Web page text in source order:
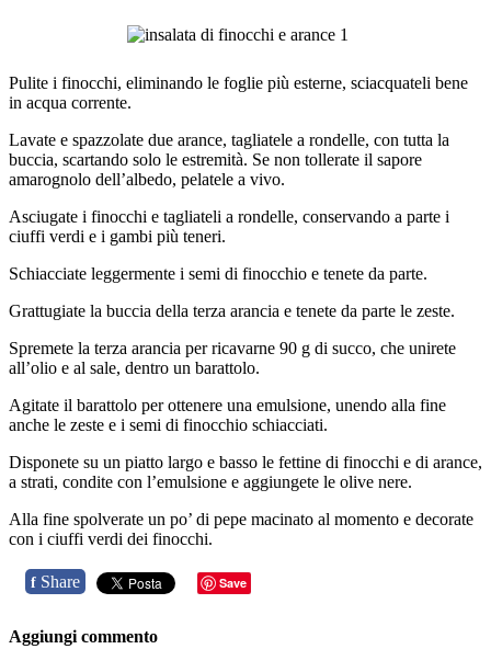
Pulite i finocchi, eliminando le foglie più esterne, sciacquateli bene
in acqua corrente.
Lavate e spazzolate due arance, tagliatele a rondelle, con tutta la
buccia, scartando solo le estremità. Se non tollerate il sapore
amarognolo dell’albedo, pelatele a vivo.
Asciugate i finocchi e tagliateli a rondelle, conservando a parte i
ciuffi verdi e i gambi più teneri.
Schiacciate leggermente i semi di finocchio e tenete da parte.
Grattugiate la buccia della terza arancia e tenete da parte le zeste.
Spremete la terza arancia per ricavarne 90 g di succo, che unirete
all’olio e al sale, dentro un barattolo.
Agitate il barattolo per ottenere una emulsione, unendo alla fine
anche le zeste e i semi di finocchio schiacciati.
Disponete su un piatto largo e basso le fettine di finocchi e di arance,
a strati, condite con l’emulsione e aggiungete le olive nere.
Alla fine spolverate un po’ di pepe macinato al momento e decorate
con i ciuffi verdi dei finocchi.
f Share Save
Aggiungi commento